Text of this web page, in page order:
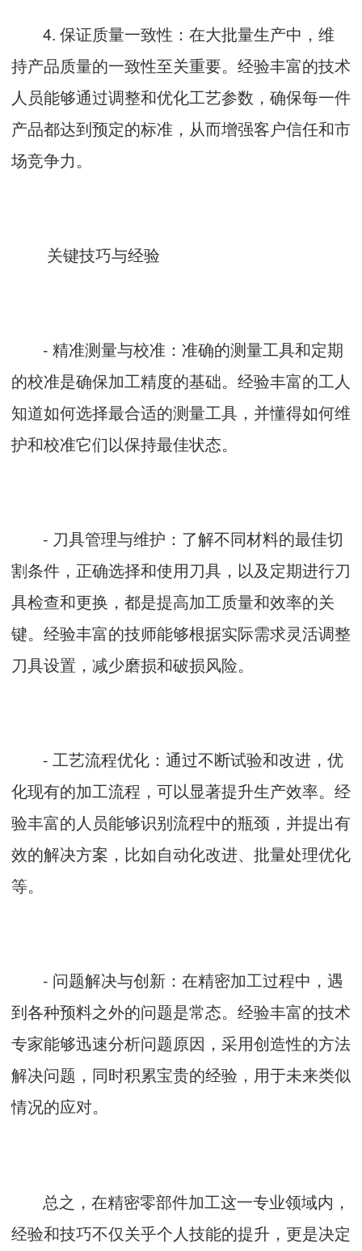
4. 保证质量一致性：在大批量生产中，维
持产品质量的一致性至关重要。经验丰富的技术
人员能够通过调整和优化工艺参数，确保每一件
产品都达到预定的标准，从而增强客户信任和市
场竞争力。
关键技巧与经验
- 精准测量与校准：准确的测量工具和定期
的校准是确保加工精度的基础。经验丰富的工人
知道如何选择最合适的测量工具，并懂得如何维
护和校准它们以保持最佳状态。
- 刀具管理与维护：了解不同材料的最佳切
割条件，正确选择和使用刀具，以及定期进行刀
具检查和更换，都是提高加工质量和效率的关
键。经验丰富的技师能够根据实际需求灵活调整
刀具设置，减少磨损和破损风险。
- 工艺流程优化：通过不断试验和改进，优
化现有的加工流程，可以显著提升生产效率。经
验丰富的人员能够识别流程中的瓶颈，并提出有
效的解决方案，比如自动化改进、批量处理优化
等。
- 问题解决与创新：在精密加工过程中，遇
到各种预料之外的问题是常态。经验丰富的技术
专家能够迅速分析问题原因，采用创造性的方法
解决问题，同时积累宝贵的经验，用于未来类似
情况的应对。
总之，在精密零部件加工这一专业领域内，
经验和技巧不仅关乎个人技能的提升，更是决定